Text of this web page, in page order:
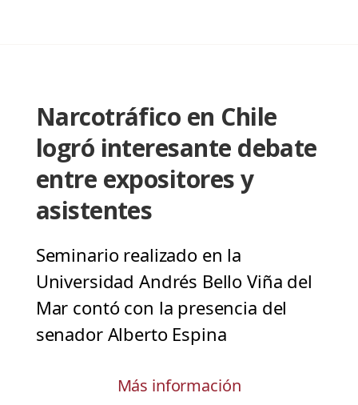
Narcotráfico en Chile
logró interesante debate
entre expositores y
asistentes
Seminario realizado en la
Universidad Andrés Bello Viña del
Mar contó con la presencia del
senador Alberto Espina
Más información